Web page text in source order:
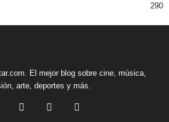
290
El mejor blog sobre cine, música,
arte, deportes y más.